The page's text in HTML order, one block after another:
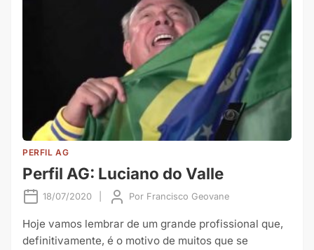
PERFIL AG
Perfil AG: Luciano do Valle
18/07/2020 Por Francisco Geovane
Hoje vamos lembrar de um grande profissional que,
definitivamente, é o motivo de muitos que se